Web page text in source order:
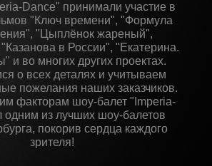
Dance" принимали участие в
"Ключ времени", "Формула
"Цыплёнок жареный",
в России", "Екатерина.
и во многих других проектах.
о всех деталях и учитываем
пожелания наших заказчиков.
факторам шоу-балет "Imperia-
одним из лучших шоу-балетов
покорив сердца каждого
зрителя!